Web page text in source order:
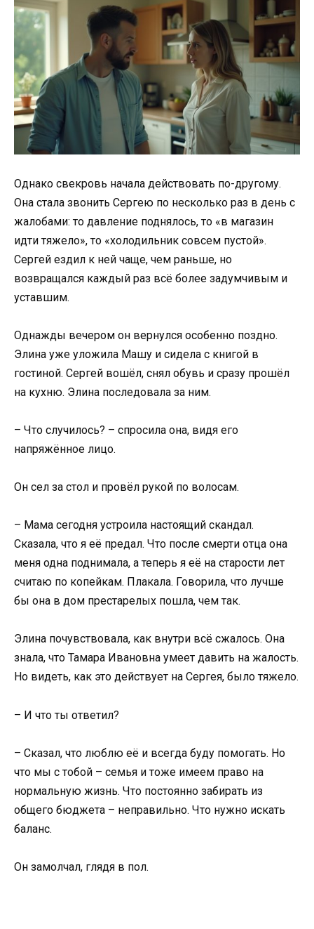
Однако свекровь начала действовать по-другому.
Она стала звонить Сергею по несколько раз в день с
жалобами: то давление поднялось, то «в магазин
идти тяжело», то «холодильник совсем пустой».
Сергей ездил к ней чаще, чем раньше, но
возвращался каждый раз всё более задумчивым и
уставшим.
Однажды вечером он вернулся особенно поздно.
Элина уже уложила Машу и сидела с книгой в
гостиной. Сергей вошёл, снял обувь и сразу прошёл
на кухню. Элина последовала за ним.
– Что случилось? – спросила она, видя его
напряжённое лицо.
Он сел за стол и провёл рукой по волосам.
– Мама сегодня устроила настоящий скандал.
Сказала, что я её предал. Что после смерти отца она
меня одна поднимала, а теперь я её на старости лет
считаю по копейкам. Плакала. Говорила, что лучше
бы она в дом престарелых пошла, чем так.
Элина почувствовала, как внутри всё сжалось. Она
знала, что Тамара Ивановна умеет давить на жалость.
Но видеть, как это действует на Сергея, было тяжело.
– И что ты ответил?
– Сказал, что люблю её и всегда буду помогать. Но
что мы с тобой – семья и тоже имеем право на
нормальную жизнь. Что постоянно забирать из
общего бюджета – неправильно. Что нужно искать
баланс.
Он замолчал, глядя в пол.